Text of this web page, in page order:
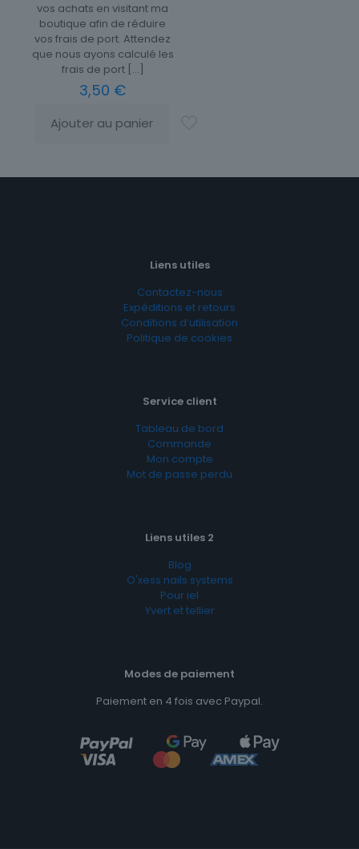
vos achats en visitant ma
boutique afin de réduire
vos frais de port. Attendez
que nous ayons calculé les
frais de port[…]
3,50 €
Ajouter au panier
Liens utiles
Contactez-nous
Expéditions et retours
Conditions d’utilisation
Politique de cookies
Service client
Tableau de bord
Commande
Mon compte
Mot de passe perdu
Liens utiles 2
Blog
O'xess nails systems
Pour iel
Yvert et tellier
Modes de paiement
Paiement en 4 fois avec Paypal.